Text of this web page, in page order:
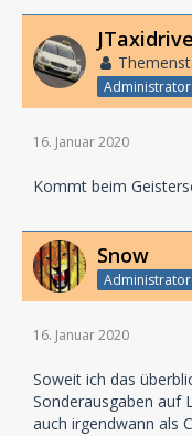
Administrator
16. Januar 2020
Kommt beim
Snow
Administrator
16. Januar 2020
Soweit ich das
Sonderausgaben auf
auch irgendwann als